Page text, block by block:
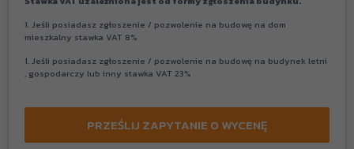
1. Jeśli posiadasz zgłoszenie / pozwolenie na budowę na dom
mieszkalny stawka VAT 8%
1. Jeśli posiadasz zgłoszenie / pozwolenie na budowę na budynek letni
, gospodarczy lub inny stawka VAT 23%
PRZEŚLIJ ZAPYTANIE O WYCENĘ